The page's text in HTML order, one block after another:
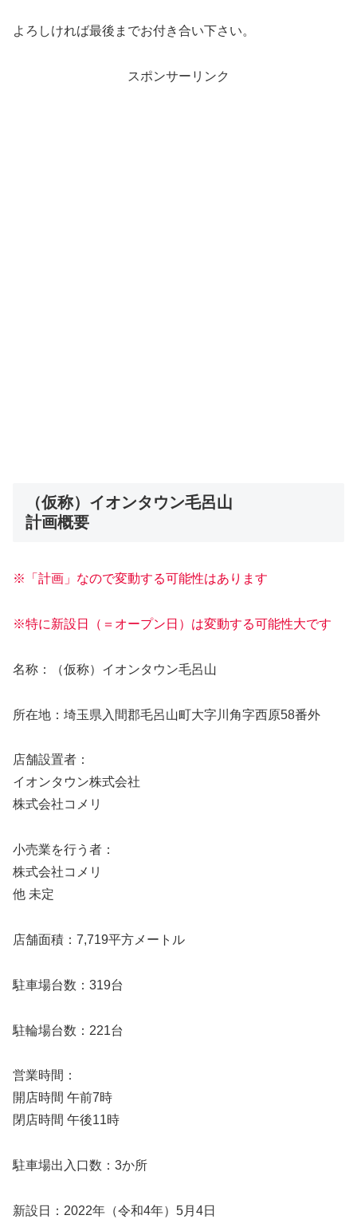
よろしければ最後までお付き合い下さい。
スポンサーリンク
（仮称）イオンタウン毛呂山
計画概要
※「計画」なので変動する可能性はあります
※特に新設日（＝オープン日）は変動する可能性大です
名称：（仮称）イオンタウン毛呂山
所在地：埼玉県入間郡毛呂山町大字川角字西原58番外
店舗設置者：
イオンタウン株式会社
株式会社コメリ
小売業を行う者：
株式会社コメリ
他 未定
店舗面積：7,719平方メートル
駐車場台数：319台
駐輪場台数：221台
営業時間：
開店時間 午前7時
閉店時間 午後11時
駐車場出入口数：3か所
新設日：2022年（令和4年）5月4日